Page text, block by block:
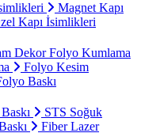
Magnet Kapı
Kapı İsimlikleri
Dekor Folyo Kumlama
Folyo Kesim
Baskı
STS Soğuk
Fiber Lazer